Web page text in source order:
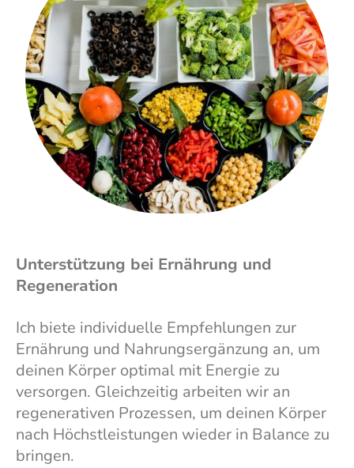
Unterstützung bei Ernährung und
Regeneration
Ich biete individuelle Empfehlungen zur
Ernährung und Nahrungsergänzung an, um
deinen Körper optimal mit Energie zu
versorgen. Gleichzeitig arbeiten wir an
regenerativen Prozessen, um deinen Körper
nach Höchstleistungen wieder in Balance zu
bringen.